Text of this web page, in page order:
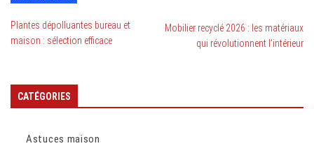
Plantes dépolluantes bureau et
maison : sélection efficace
Mobilier recyclé 2026 : les matériaux
qui révolutionnent l’intérieur
CATÉGORIES
Astuces maison